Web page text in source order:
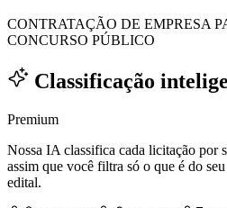
CONTRATAÇÃO DE EMPRESA
CONCURSO PÚBLICO
Classificação
Premium
Nossa IA classifica cada licitação por
assim que você filtra só o que é do
edital.